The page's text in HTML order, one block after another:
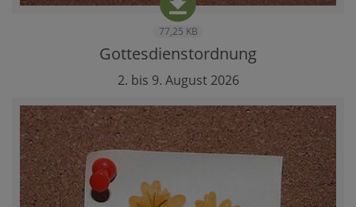
77,25 KB
Gottesdienstordnung
2. bis 9. August 2026